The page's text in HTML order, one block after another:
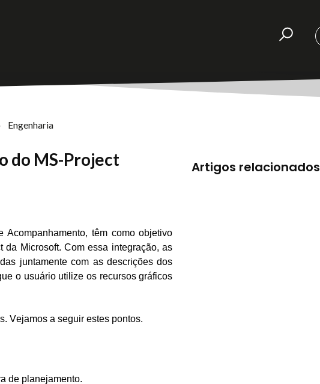
Engenharia
do MS-Project
têm como objetivo
da Microsoft. Com essa integração, as
juntamente com as descrições dos
o usuário utilize os recursos gráficos
Vejamos a seguir estes pontos.
de planejamento.
Artigos relacionados